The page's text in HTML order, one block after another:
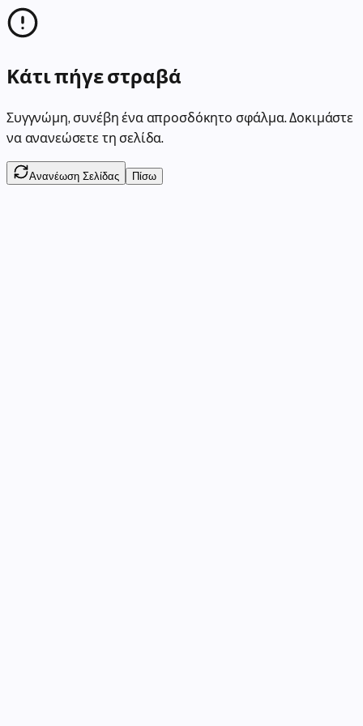
Κάτι πήγε στραβά
Συγγνώμη, συνέβη ένα απροσδόκητο σφάλμα. Δοκιμάστε
να ανανεώσετε τη σελίδα.
Ανανέωση Σελίδας Πίσω